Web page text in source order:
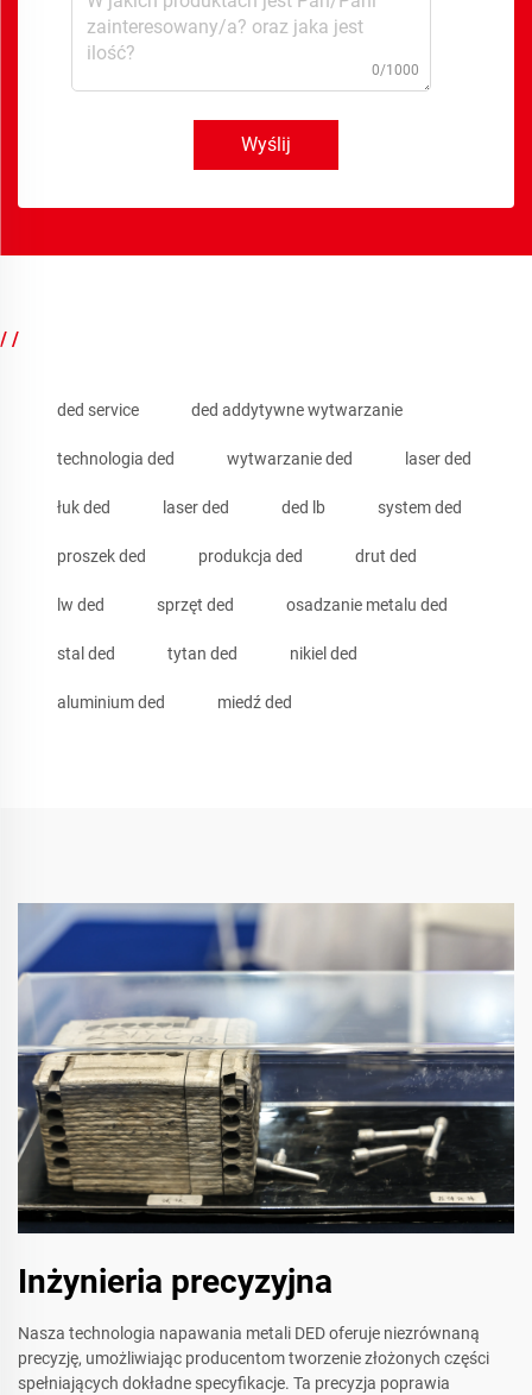
0/1000
Wyślij
/ /
ded service ded addytywne wytwarzanie
technologia ded wytwarzanie ded laser ded
łuk ded laser ded ded lb system ded
proszek ded produkcja ded drut ded
lw ded sprzęt ded osadzanie metalu ded
stal ded tytan ded nikiel ded
aluminium ded miedź ded
Inżynieria precyzyjna
Nasza technologia napawania metali DED oferuje niezrównaną
precyzję, umożliwiając producentom tworzenie złożonych części
spełniających dokładne specyfikacje. Ta precyzja poprawia